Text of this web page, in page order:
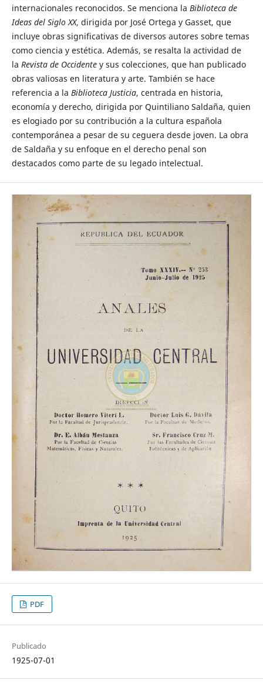
internacionales reconocidos. Se menciona la Biblioteca de
Ideas del Siglo XX, dirigida por José Ortega y Gasset, que
incluye obras significativas de diversos autores sobre temas
como ciencia y estética. Además, se resalta la actividad de
la Revista de Occidentey sus colecciones, que han publicado
obras valiosas en literatura y arte. También se hace
referencia a la Biblioteca Justicia, centrada en historia,
economía y derecho, dirigida por Quintiliano Saldaña, quien
es elogiado por su contribución a la cultura española
contemporánea a pesar de su ceguera desde joven. La obra
de Saldaña y su enfoque en el derecho penal son
destacados como parte de su legado intelectual.
PDF
Publicado
1925-07-01